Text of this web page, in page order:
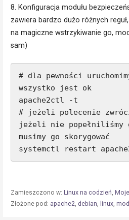
8. Konfiguracja modułu
zawiera bardzo dużo różnych
na magiczne wstrzykiwanie go,
sam)
# dla pewności
wszystko jest ok
apache2ctl -t
# jeżeli polecenie
jeżeli nie popełniliśmy
musimy go skorygować
systemctl restart
Zamieszczono w: Linux na codzień,
Złożone pod: apache2, debian, linux,